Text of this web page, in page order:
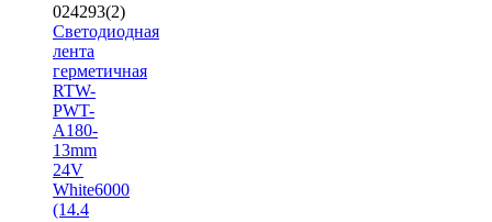
024293(2)
Светодиодная
лента
герметичная
RTW-
PWT-
A180-
13mm
24V
White6000
(14.4